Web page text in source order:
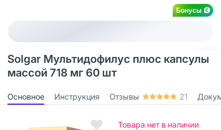
Бонусы
Solgar Мультидофилус плюс капсулы
массой 718 мг 60 шт
Основное Инструкция Отзывы 21
Товара нет в наличии